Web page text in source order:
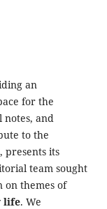
an
for the
notes, and
to the
presents its
team sought
on themes of
life. We